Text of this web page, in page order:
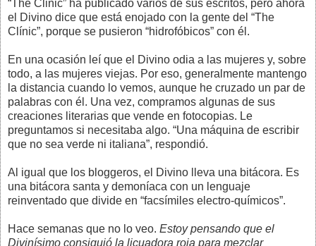
“The Clinic” ha publicado varios de sus escritos, pero ahora
el Divino dice que está enojado con la gente del “The
Clínic”, porque se pusieron “hidrofóbicos” con él.
En una ocasión leí que el Divino odia a las mujeres y, sobre
todo, a las mujeres viejas. Por eso, generalmente mantengo
la distancia cuando lo vemos, aunque he cruzado un par de
palabras con él. Una vez, compramos algunas de sus
creaciones literarias que vende en fotocopias. Le
preguntamos si necesitaba algo. “Una máquina de escribir
que no sea verde ni italiana”, respondió.
Al igual que los bloggeros, el Divino lleva una bitácora. Es
una bitácora santa y demoníaca con un lenguaje
reinventado que divide en “facsímiles electro-químicos”.
Hace semanas que no lo veo. Estoy pensando que el
Divinísimo consiguió la licuadora roja para mezclar